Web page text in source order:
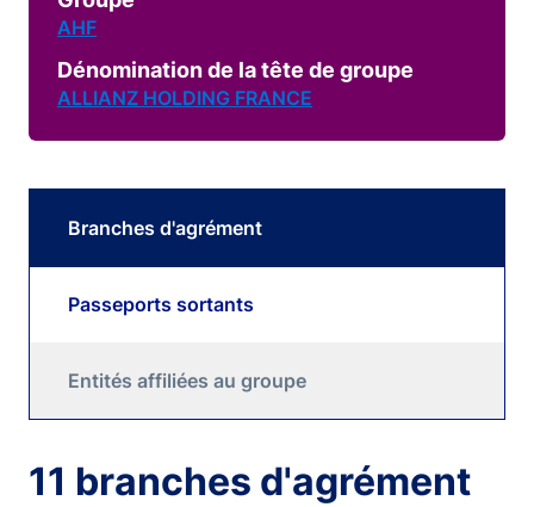
AHF
Dénomination de la tête de groupe
ALLIANZ HOLDING FRANCE
Branches d'agrément
Passeports sortants
Entités affiliées au groupe
11 branches d'agrément